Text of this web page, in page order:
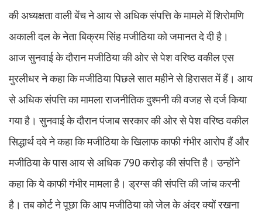
की अध्यक्षता वाली बेंच ने आय से अधिक संपत्ति के मामले में शिरोमणि
अकाली दल के नेता बिक्रम सिंह मजीठिया को जमानत दे दी है।
आज सुनवाई के दौरान मजीठिया की ओर से पेश वरिष्ठ वकील एस
मुरलीधर ने कहा कि मजीठिया पिछले सात महीने से हिरासत में हैं। आय
से अधिक संपत्ति का मामला राजनीतिक दुश्मनी की वजह से दर्ज किया
गया है। सुनवाई के दौरान पंजाब सरकार की ओर से पेश वरिष्ठ वकील
सिद्धार्थ दवे ने कहा कि मजीठिया के खिलाफ काफी गंभीर आरोप हैं और
मजीठिया के पास आय से अधिक 790 करोड़ की संपत्ति है। उन्होंने
कहा कि ये काफी गंभीर मामला है। ड्रग्स की संपत्ति की जांच करनी
है। तब कोर्ट ने पूछा कि आप मजीठिया को जेल के अंदर क्यों रखना